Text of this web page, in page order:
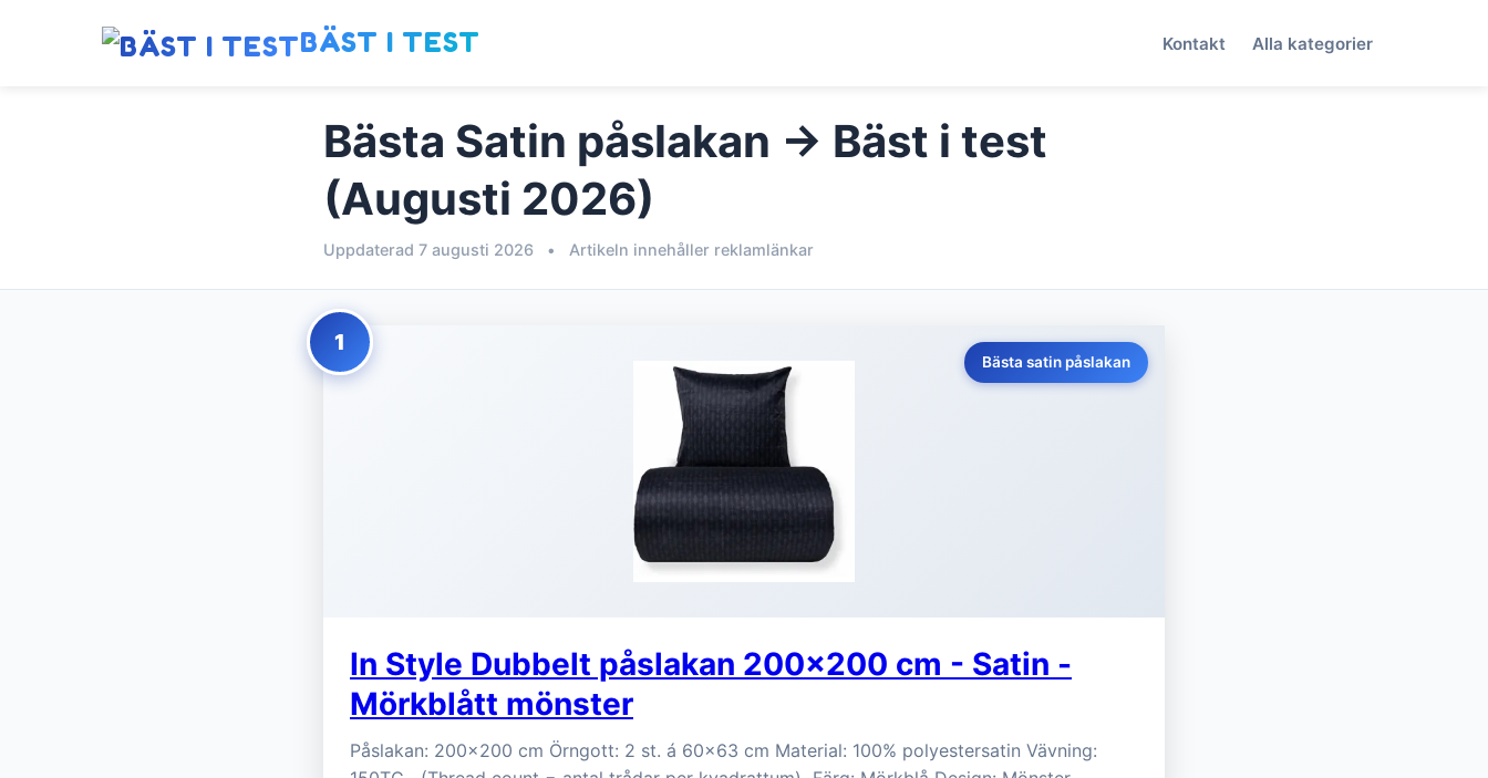
BÄST I TEST Kontakt Alla kategorier
Bästa Satin påslakan → Bäst i test
(Augusti 2026)
Uppdaterad 7 augusti 2026 • Artikeln innehåller reklamlänkar
1
Bästa satin påslakan
In Style Dubbelt påslakan 200x200 cm - Satin -
Mörkblått mönster
Påslakan: 200x200 cm Örngott: 2 st. á 60x63 cm Material: 100% polyestersatin Vävning: